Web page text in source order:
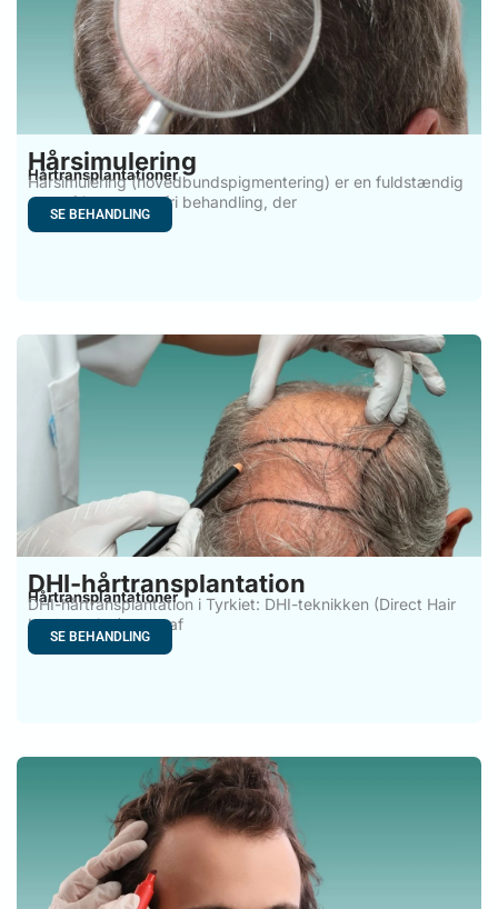
Hårsimulering
Hårtransplantationer
Hårsimulering (hovedbundspigmentering) er en fuldstændig
stressfri og smertefri behandling, der
SE BEHANDLING
DHI-hårtransplantation
Hårtransplantationer
DHI-hårtransplantation i Tyrkiet: DHI-teknikken (Direct Hair
Implantation) er en af
SE BEHANDLING